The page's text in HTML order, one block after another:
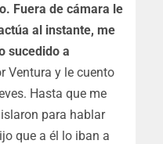
Fuera de cámara le
al instante, me
sucedido a
Ventura y le cuento
Hasta que me
para hablar
que a él lo iban a